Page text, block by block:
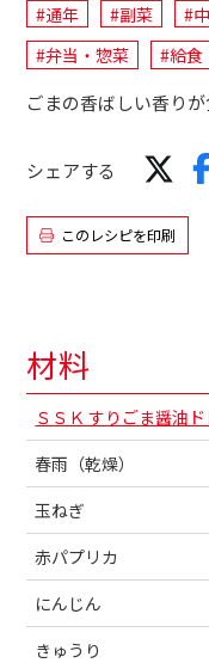
#通年 #副菜 #
#弁当・惣菜
#給食
ごまの香ばしい香り
シェアする
このレシピを印刷
材料
ＳＳＫ すりごま醤油
春雨（乾燥）
玉ねぎ
赤パプリカ
にんじん
きゅうり